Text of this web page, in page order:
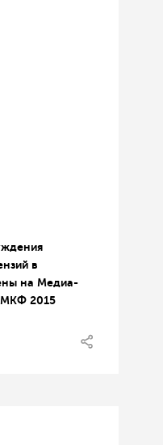
в
на Медиа-
2015